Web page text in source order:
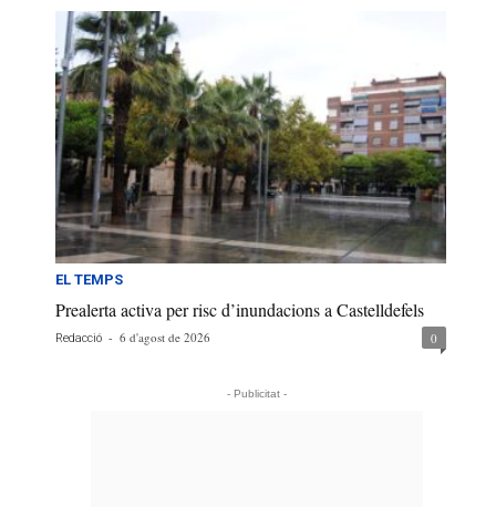
EL TEMPS
Prealerta activa per risc d’inundacions a Castelldefels
Redacció - 6 d'agost de 2026 0
- Publicitat -